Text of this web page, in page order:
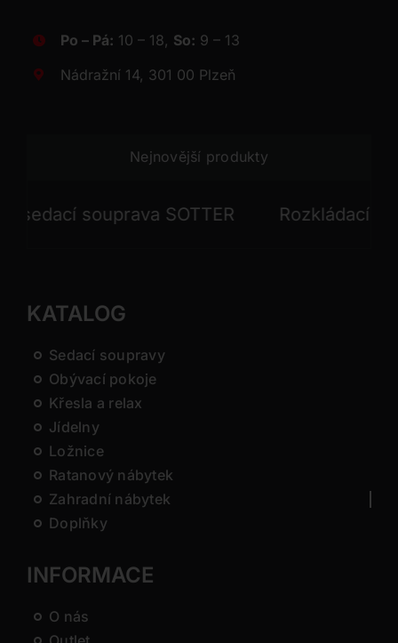
Po – Pá: 10 – 18, So: 9 – 13
Nádražní 14, 301 00 Plzeň
Nejnovější produkty
souprava SOTTER Rozkládací
KATALOG
Sedací soupravy
Obývací pokoje
Křesla a relax
Jídelny
Ložnice
Ratanový nábytek
Zahradní nábytek
Doplňky
INFORMACE
O nás